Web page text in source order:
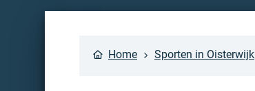
Home Sporten in Oisterwijk